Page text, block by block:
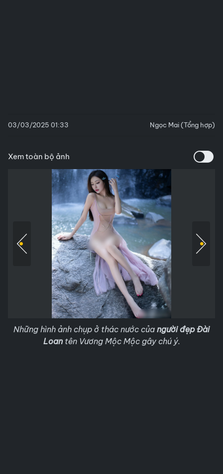
03/03/2025 01:33 Ngọc Mai (Tổng hợp)
Xem toàn bộ ảnh
Những hình ảnh chụp ở thác nước của người đẹp Đài
Loantên Vương Mộc Mộc gây chú ý.